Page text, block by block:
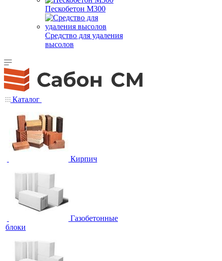
Пескобетон М300
Средство для удаления
высолов
Каталог
Кирпич
Газобетонные
блоки